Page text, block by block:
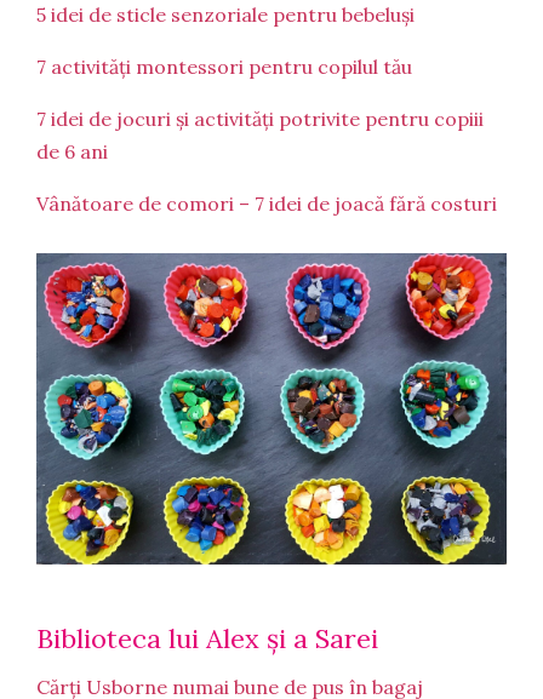
5 idei de sticle senzoriale pentru bebeluși
7 activități montessori pentru copilul tău
7 idei de jocuri și activități potrivite pentru copiii
de 6 ani
Vânătoare de comori – 7 idei de joacă fără costuri
Biblioteca lui Alex și a Sarei
Cărți Usborne numai bune de pus în bagaj